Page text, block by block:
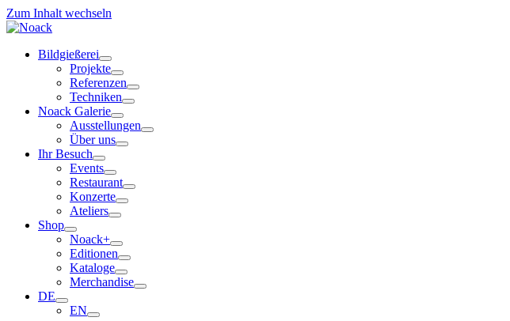
Zum Inhalt wechseln
Bildgießerei
Projekte
Referenzen
Techniken
Noack Galerie
Ausstellungen
Über uns
Ihr Besuch
Events
Restaurant
Konzerte
Ateliers
Shop
Noack+
Editionen
Kataloge
Merchandise
DE
EN